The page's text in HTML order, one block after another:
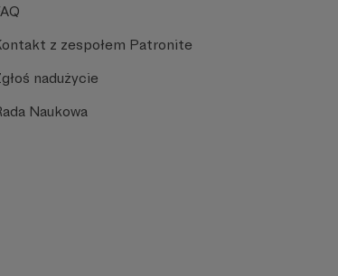
z zespołem Patronite
nadużycie
Naukowa